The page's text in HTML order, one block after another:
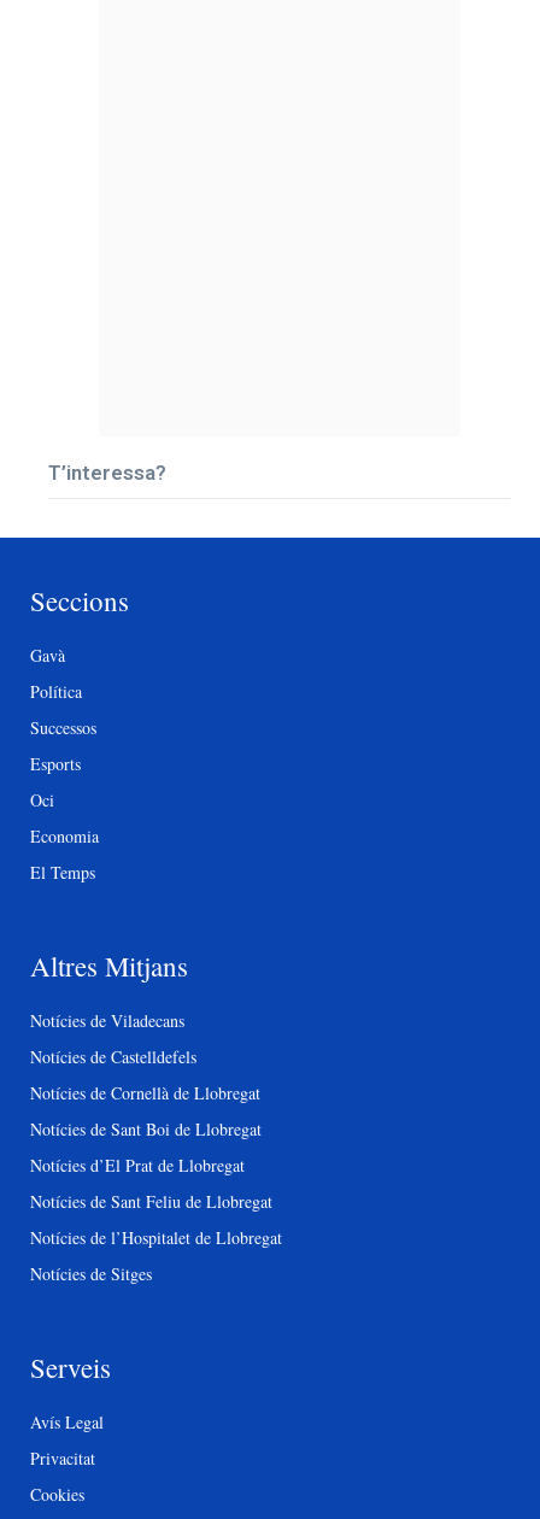
T’interessa?
Seccions
Gavà
Política
Successos
Esports
Oci
Economia
El Temps
Altres Mitjans
Notícies de Viladecans
Notícies de Castelldefels
Notícies de Cornellà de Llobregat
Notícies de Sant Boi de Llobregat
Notícies d’El Prat de Llobregat
Notícies de Sant Feliu de Llobregat
Notícies de l’Hospitalet de Llobregat
Notícies de Sitges
Serveis
Avís Legal
Privacitat
Cookies